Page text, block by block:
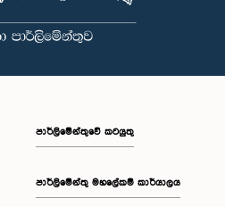
පාර්ලිමේන්තුවේ කටයුතු
පාර්ලිමේන්තු මහලේකම් කාර්යාලය